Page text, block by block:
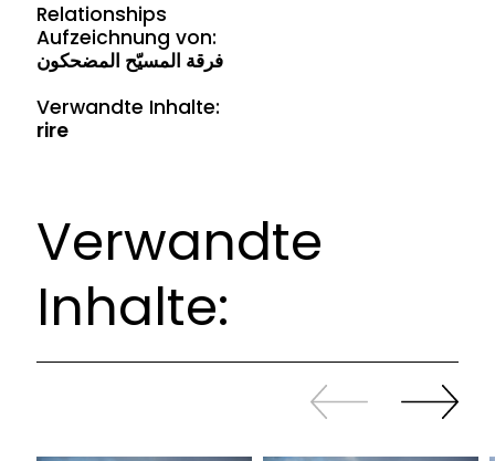
Relationships
Aufzeichnung von:
فرقة المسيّح المضحكون
Verwandte Inhalte:
rire
Verwandte
Inhalte:
Zurück
sliden
Weiter
sliden